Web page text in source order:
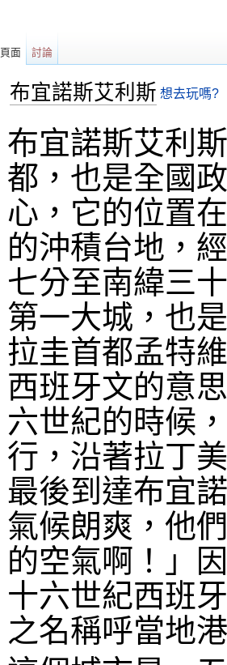
布宜諾斯艾利斯 想去玩嗎?
布宜諾斯艾利
都，也是全國
心，它的位置
的沖積台地，
七分至南緯三
第一大城，也
拉圭首都孟特
西班牙文的意
六世紀的時候
行，沿著拉丁
最後到達布宜
氣候朗爽，他
的空氣啊！」
十六世紀西班
之名稱呼當地
頁面 討論